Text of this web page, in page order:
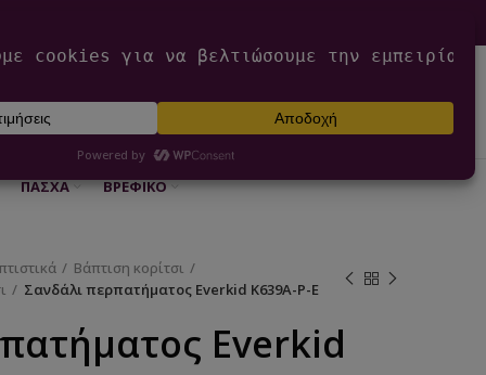
ΕΊΣΟΔΟΣ / ΕΓΓΡΑΦΉ €0,00
ΠΆΣΧΑ ΒΡΕΦΙΚΌ
Βάπτιση κορίτσι
Σανδάλι περπατήματος Everkid K639A-P-E
Everkid